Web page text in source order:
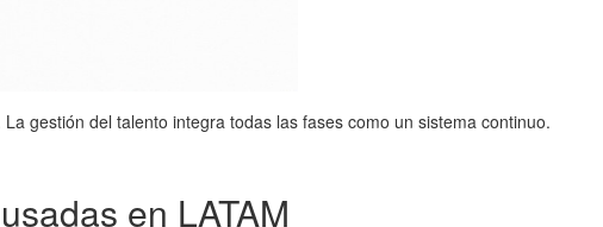
gestión del talento integra todas las fases como un sistema continuo.
en LATAM